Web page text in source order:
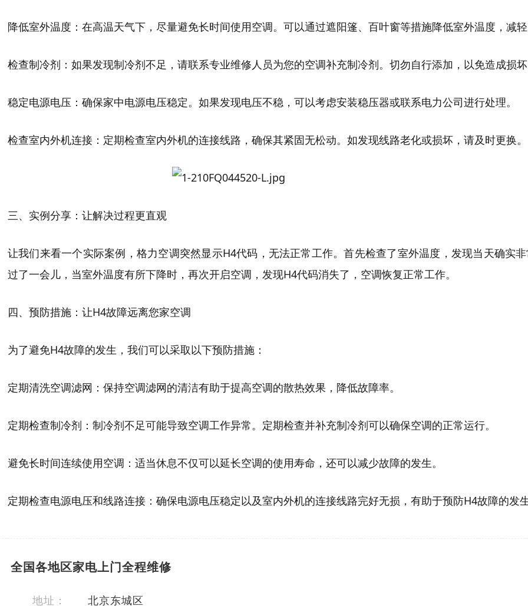
降低室外温度：在高温天气下，尽量避免长时间使用空调。可以通过遮阳篷、百叶窗等措施降低室外温度，减
检查制冷剂：如果发现制冷剂不足，请联系专业维修人员为您的空调补充制冷剂。切勿自行添加，以免造成损
稳定电源电压：确保家中电源电压稳定。如果发现电压不稳，可以考虑安装稳压器或联系电力公司进行处理。
检查室内外机连接：定期检查室内外机的连接线路，确保其紧固无松动。如发现线路老化或损坏，请及时更换。
三、实例分享：让解决过程更直观
让我们来看一个实际案例，格力空调突然显示H4代码，无法正常工作。首先检查了室外温度，发现当天确实
过了一会儿，当室外温度有所下降时，再次开启空调，发现H4代码消失了，空调恢复正常工作。
四、预防措施：让H4故障远离您家空调
为了避免H4故障的发生，我们可以采取以下预防措施：
定期清洗空调滤网：保持空调滤网的清洁有助于提高空调的散热效果，降低故障率。
定期检查制冷剂：制冷剂不足可能导致空调工作异常。定期检查并补充制冷剂可以确保空调的正常运行。
避免长时间连续使用空调：适当休息不仅可以延长空调的使用寿命，还可以减少故障的发生。
定期检查电源电压和线路连接：确保电源电压稳定以及室内外机的连接线路完好无损，有助于预防H4故障的发
全国各地区家电上门全程维修
地址： 北京东城区